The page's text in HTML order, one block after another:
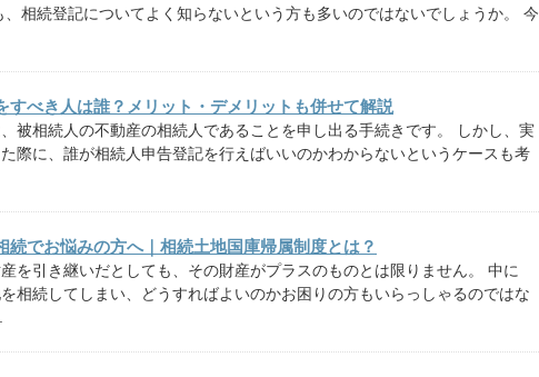
相続登記についてよく知らないという方も多いのではないでしょうか。 今
すべき人は誰？メリット・デメリットも併せて解説
被相続人の不動産の相続人であることを申し出る手続きです。 しかし、実
際に、誰が相続人申告登記を行えばいいのかわからないというケースも考
続でお悩みの方へ｜相続土地国庫帰属制度とは？
を引き継いだとしても、その財産がプラスのものとは限りません。 中に
相続してしまい、どうすればよいのかお困りの方もいらっしゃるのではな